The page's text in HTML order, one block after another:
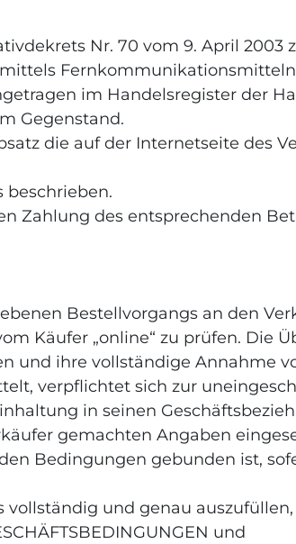
Nr. 70 vom 9. April 2003
im Handelsregister der
Gegenstand.
die auf der Internetseite des
beschrieben.
Zahlung des entsprechenden
Bestellvorgangs an den
Käufer „online“ zu prüfen. Die
und ihre vollständige Annahme
verpflichtet sich zur
in seinen
gemachten Angaben
Bedingungen gebunden ist,
vollständig und genau
und